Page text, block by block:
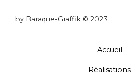
by Baraque-Graffik © 2023
Accueil
Réalisations